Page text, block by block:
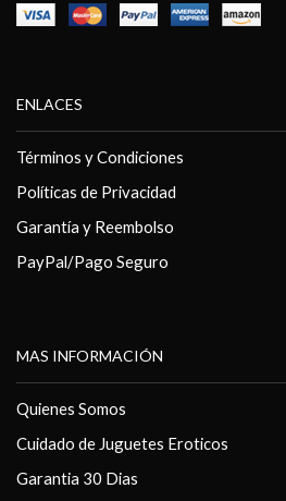
ENLACES
Términos y Condiciones
Políticas de Privacidad
Garantía y Reembolso
PayPal/Pago Seguro
MAS INFORMACIÓN
Quienes Somos
Cuidado de Juguetes Eroticos
Garantia 30 Dias